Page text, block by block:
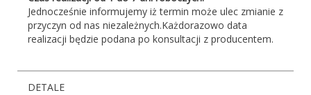
Jednocześnie informujemy iż termin może ulec zmianie z
przyczyn od nas niezależnych.Każdorazowo data
realizacji będzie podana po konsultacji z producentem.
DETALE